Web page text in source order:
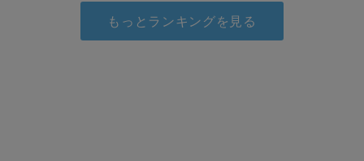
もっとランキングを見る